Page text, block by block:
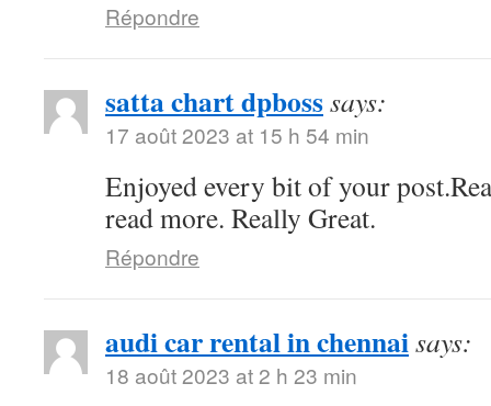
Répondre
satta chart dpbosssays:
17 août 2023 at 15 h 54 min
Enjoyed every bit of your
read more. Really Great.
Répondre
audi car rental in chennaisays:
18 août 2023 at 2 h 23 min